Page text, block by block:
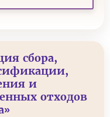
сбора,
и
отходов